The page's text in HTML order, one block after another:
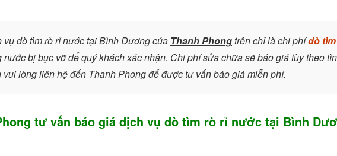
vụ dò tìm rò rỉ nước tại Bình Dương của Thanh Phongtrên chỉ là chi phídò
nước bị bục vỡ để quý khách xác nhận. Chi phí sửa chữa sẽ báo giá tùy theo
lòng liên hệ đến Thanh Phong để được tư vấn báo giá miễn phí.
tư vấn báo giá dịch vụ dò tìm rò rỉ nước tại Bình